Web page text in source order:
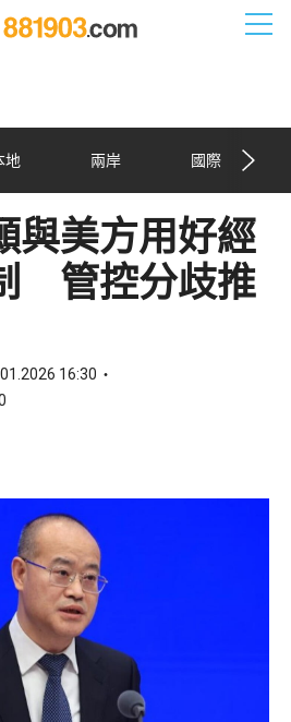
地 兩岸 國際
與美方用好經
管控分歧推
16:30